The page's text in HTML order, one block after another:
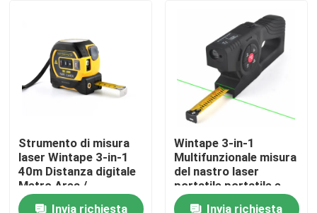
Prodotti
Circa noi
Strumento di misura
laser Wintape 3-in-1
40m Distanza digitale
Metro Area /
Calcolatore
Invia richiesta
Wintape 3-in-1
Multifunzionale misura
del nastro laser
portatile portatile e
facile da maneggiare
Invia richiesta